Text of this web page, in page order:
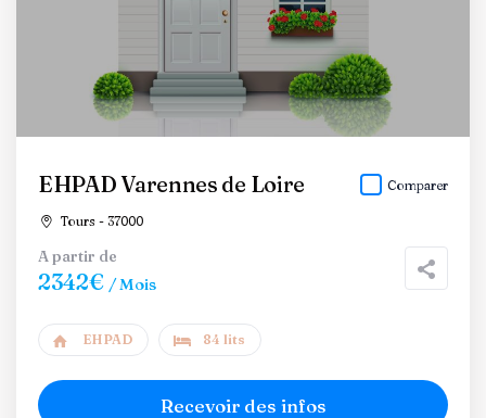
EHPAD Varennes de Loire
Tours - 37000
Comparer
A partir de
2342€ / Mois
EHPAD 84 lits
Recevoir des infos